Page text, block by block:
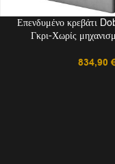
Επενδυμένο κρεβάτι
Γκρι-Χωρίς
834,90